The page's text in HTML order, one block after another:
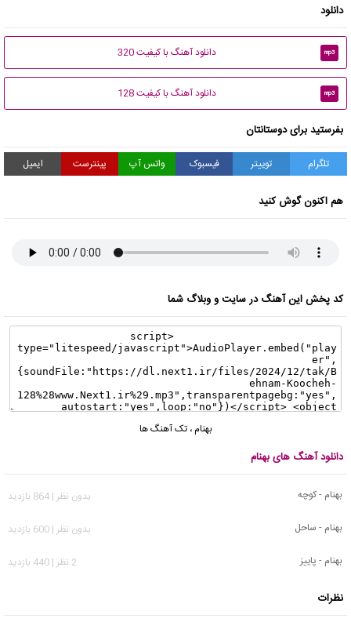
دانلود
mp3 دانلود آهنگ با کیفیت 320
mp3 دانلود آهنگ با کیفیت 128
بفرستید برای دوستانتان
تلگرام توییتر فیسبوک واتس آپ پینترست ایمیل
هم اکنون گوش کنید
کد پخش این آهنگ در سایت و وبلاگ شما
بهنام،تک آهنگ ها
دانلود آهنگ های بهنام
بهنام - کوچه
بدون نظر | 864 بازدید
بهنام - ساحل
بدون نظر | 600 بازدید
بهنام - پاییز
2 نظر | 440 بازدید
نظرات